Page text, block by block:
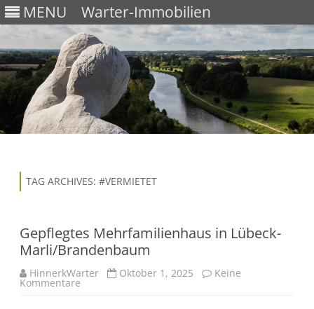
MENU Warter-Immobilien
TAG ARCHIVES: #VERMIETET
Gepflegtes Mehrfamilienhaus in Lübeck-
Marli/Brandenbaum
HinnerkWarter Oktober 1, 2025 Keine
Kommentare